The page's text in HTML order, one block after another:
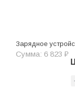
Зарядное
Сумма: 6 823 ₽